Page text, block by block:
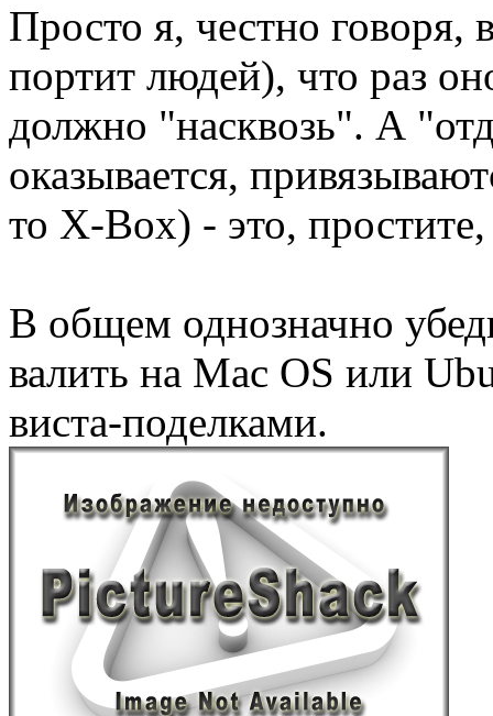
Просто я, честно говоря,
портит людей), что раз
должно "насквозь". А
оказывается,
то X-Box) - это, простите,
В общем однозначно
валить на Mac OS или
виста-поделками.